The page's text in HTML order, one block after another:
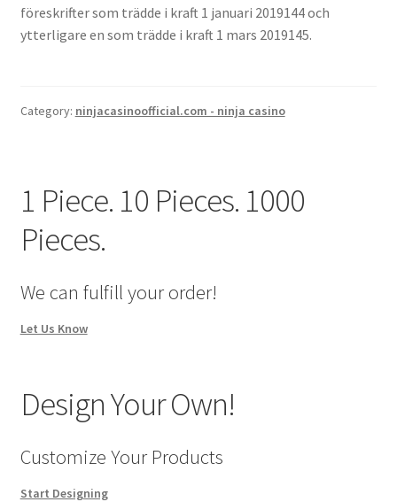
föreskrifter som trädde i kraft 1 januari 2019144 och
ytterligare en som trädde i kraft 1 mars 2019145.
Category: ninjacasinoofficial.com - ninja casino
1 Piece. 10 Pieces. 1000
Pieces.
We can fulfill your order!
Let Us Know
Design Your Own!
Customize Your Products
Start Designing